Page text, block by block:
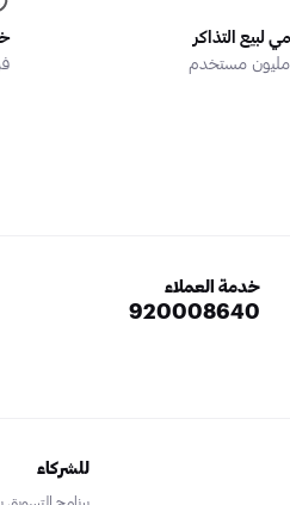
لبيع التذاكر
خدمة العملاء
920008640
للشركاء